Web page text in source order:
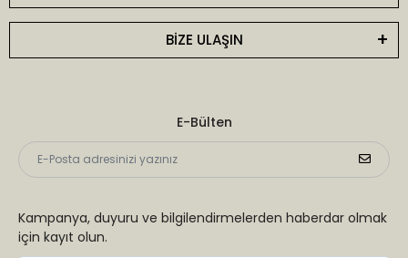
BİZE ULAŞIN
E-Bülten
Kampanya, duyuru ve bilgilendirmelerden haberdar olmak
için kayıt olun.